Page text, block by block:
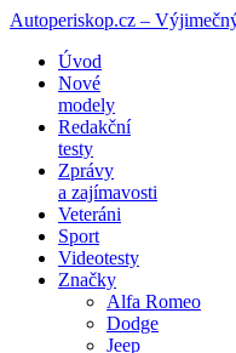
Autoperiskop.cz –
Přejít
obsahu
webu
Úvod
Nové
modely
Redakční
testy
Zprávy
a zajímavosti
Veteráni
Sport
Videotesty
Značky
Alfa Romeo
Dodge
Jeep